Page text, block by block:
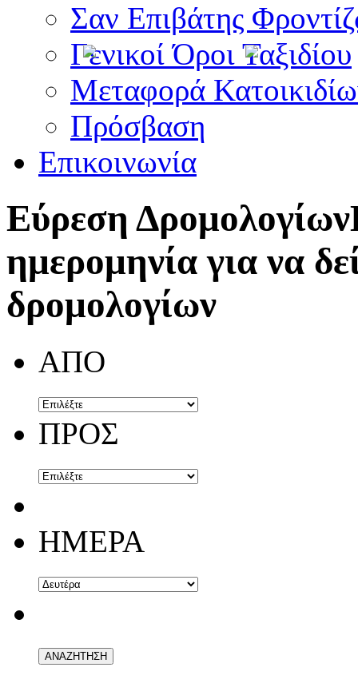
Σαν Επιβάτης
Γενικοί Όροι Ταξιδίου
Μεταφορά
Πρόσβαση
Επικοινωνία
Εύρεση Δρομολογίων
ημερομηνία για να
δρομολογίων
ΑΠΟ
ΠΡΟΣ
ΗΜΕΡΑ